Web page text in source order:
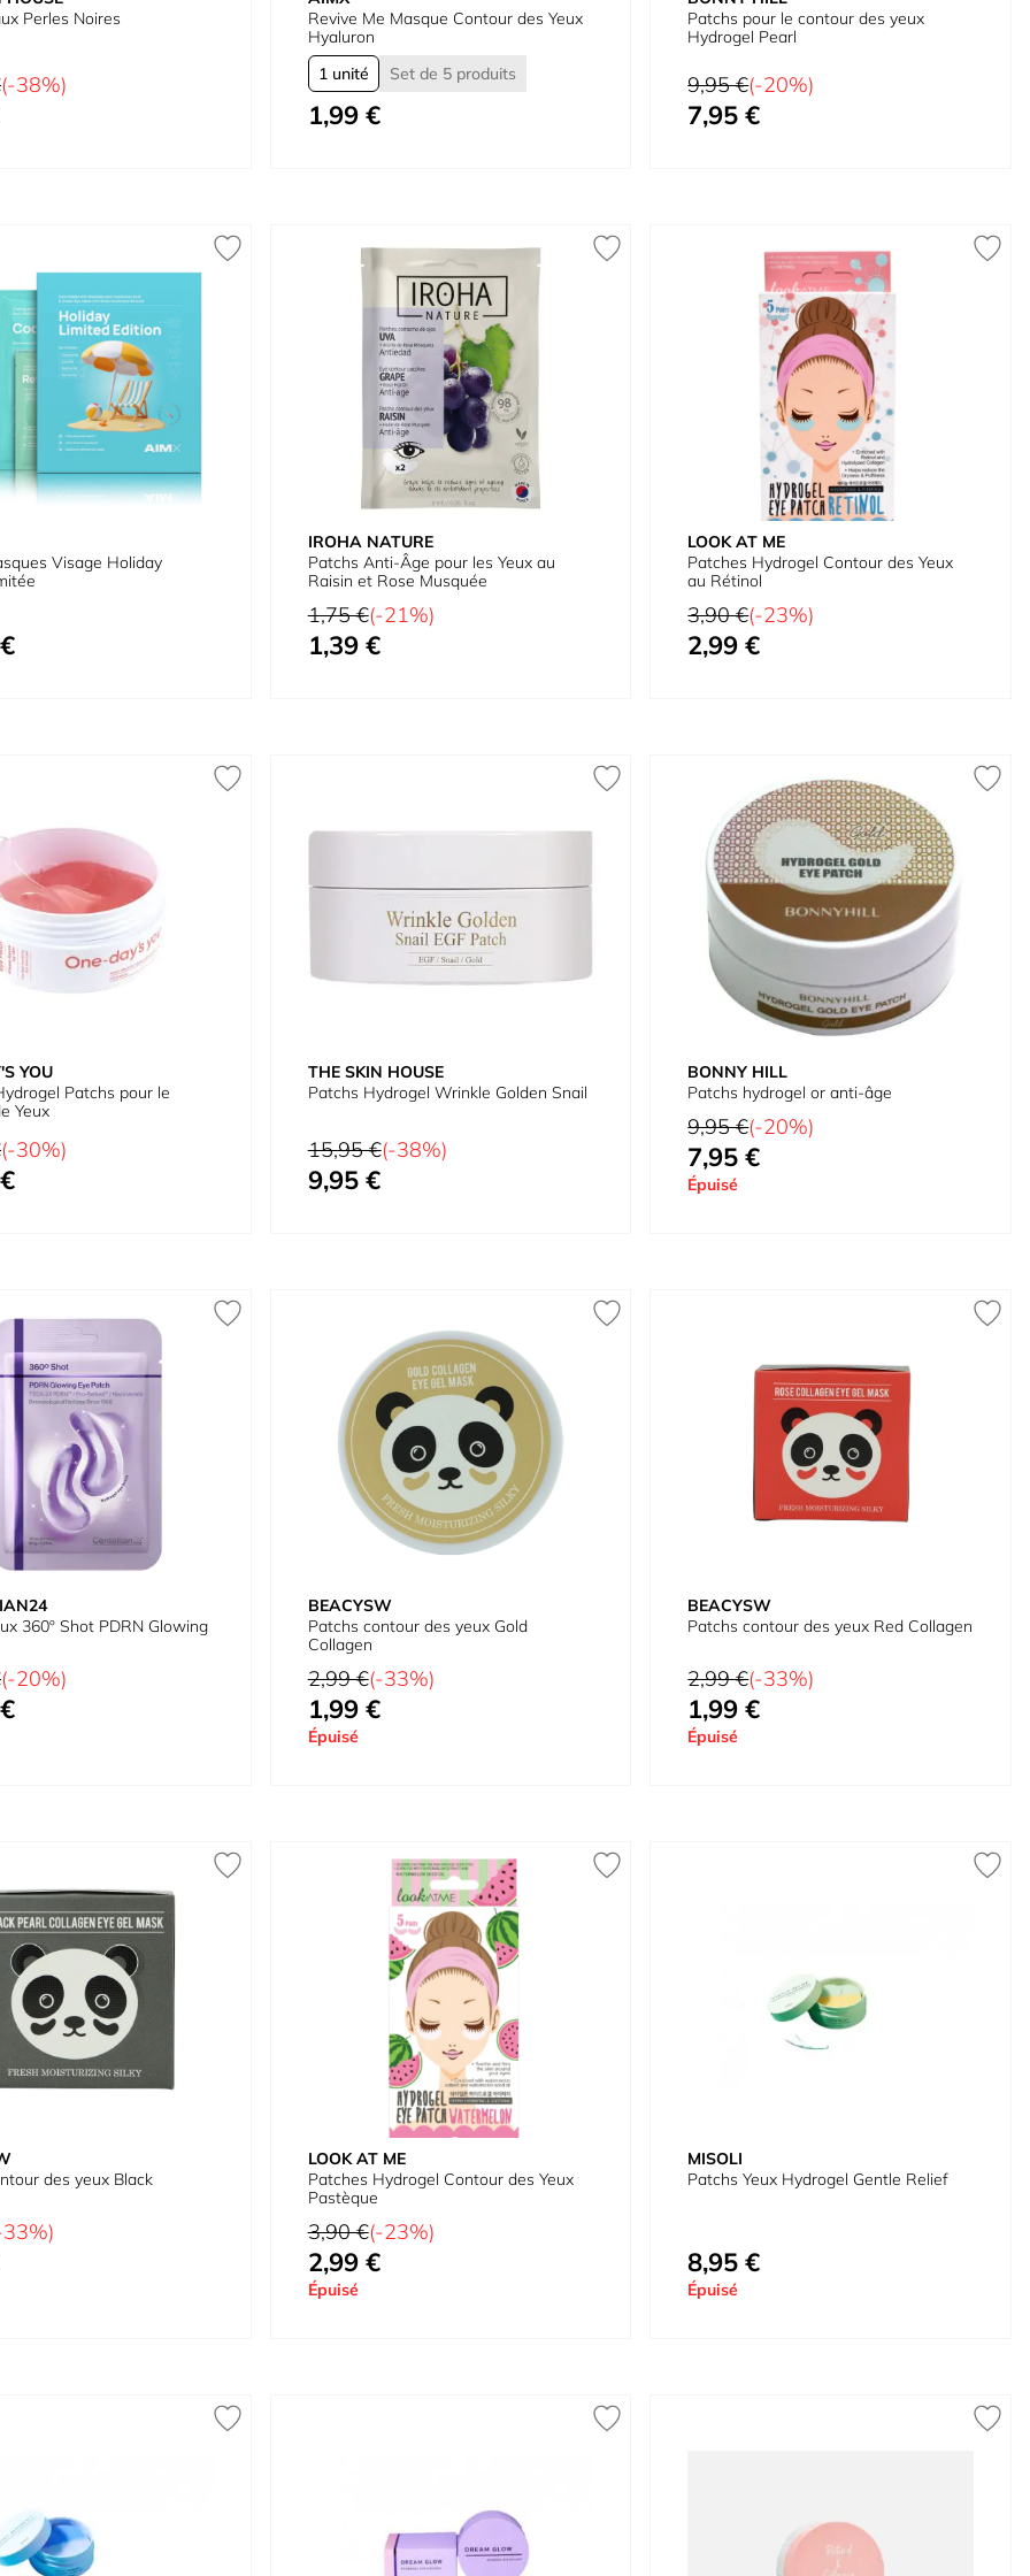
Perles Noires
(-38%)
Revive Me Masque Contour des Yeux
Hyaluron
1 unité
Set de 5 produits
À partir de
1,99 €
Patchs pour le contour des yeux
Hydrogel Pearl
Prix normal
9,95 €(-20%)
Prix spécial
7,95 €
Visage Holiday
IROHA NATURE
Patchs Anti-Âge pour les Yeux au
Raisin et Rose Musquée
Prix normal
1,75 €(-21%)
Prix spécial
1,39 €
LOOK AT ME
Patches Hydrogel Contour des Yeux
au Rétinol
Prix normal
3,90 €(-23%)
Prix spécial
2,99 €
YOU
Patchs pour le
Yeux
(-30%)
THE SKIN HOUSE
Patchs Hydrogel Wrinkle Golden Snail
Prix normal
15,95 €(-38%)
Prix spécial
9,95 €
BONNY HILL
Patchs hydrogel or anti-âge
Prix normal
9,95 €(-20%)
Prix spécial
7,95 €
Épuisé
360º Shot PDRN Glowing
(-20%)
BEACYSW
Patchs contour des yeux Gold
Collagen
Prix normal
2,99 €(-33%)
Prix spécial
1,99 €
Épuisé
BEACYSW
Patchs contour des yeux Red Collagen
Prix normal
2,99 €(-33%)
Prix spécial
1,99 €
Épuisé
des yeux Black
33%)
LOOK AT ME
Patches Hydrogel Contour des Yeux
Pastèque
Prix normal
3,90 €(-23%)
Prix spécial
2,99 €
Épuisé
MISOLI
Patchs Yeux Hydrogel Gentle Relief
8,95 €
Épuisé